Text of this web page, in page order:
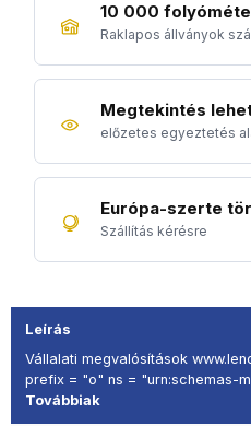
10 000
Raklapos állványok
Megtekintés
előzetes egyeztetés
Európa-szerte
Szállítás kérésre
Leírás
Vállalati megvalósítások
prefix = "o" ns = "urn:schemas-
Továbbiak